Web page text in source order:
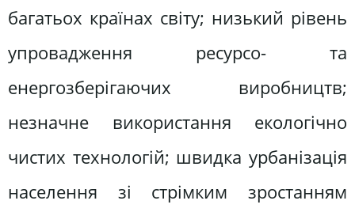
багатьох країнах світу; низький рівень
упровадження ресурсо- та
енергозберігаючих виробництв;
незначне використання екологічно
чистих технологій; швидка урбанізація
населення зі стрімким зростанням